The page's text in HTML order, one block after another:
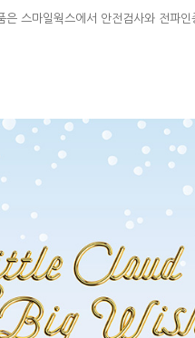
스마일웍스에서 안전검사와 전파